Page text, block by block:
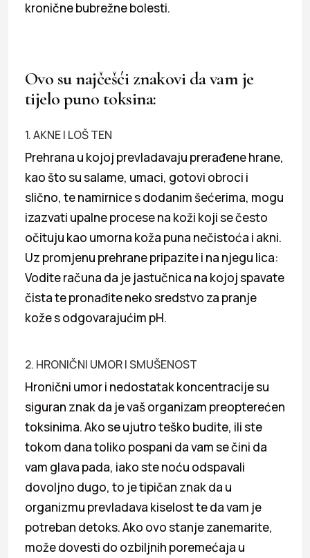
kronične bubrežne bolesti.
Ovo su najčešći znakovi da vam je
tijelo puno toksina:
1. AKNE I LOŠ TEN
Prehrana u kojoj prevladavaju prerađene hrane,
kao što su salame, umaci, gotovi obroci i
slično, te namirnice s dodanim šećerima, mogu
izazvati upalne procese na koži koji se često
očituju kao umorna koža puna nečistoća i akni.
Uz promjenu prehrane pripazite i na njegu lica:
Vodite računa da je jastučnica na kojoj spavate
čista te pronađite neko sredstvo za pranje
kože s odgovarajućim pH.
2. HRONIČNI UMOR I SMUŠENOST
Hronični umor i nedostatak koncentracije su
siguran znak da je vaš organizam preopterećen
toksinima. Ako se ujutro teško budite, ili ste
tokom dana toliko pospani da vam se čini da
vam glava pada, iako ste noću odspavali
dovoljno dugo, to je tipičan znak da u
organizmu prevladava kiselost te da vam je
potreban detoks. Ako ovo stanje zanemarite,
može dovesti do ozbiljnih poremećaja u